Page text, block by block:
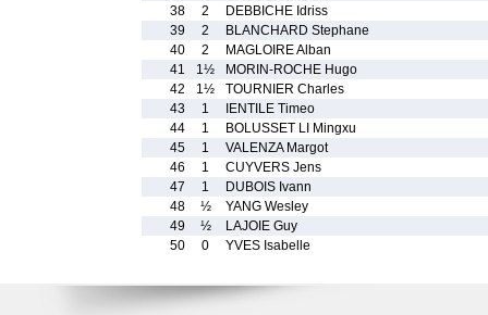
38
2
DEBBICHE Idriss
39
2
BLANCHARD Stephane
40
2
MAGLOIRE Alban
41
1½
MORIN-ROCHE Hugo
42
1½
TOURNIER Charles
43
1
IENTILE Timeo
44
1
BOLUSSET LI Mingxu
45
1
VALENZA Margot
46
1
CUYVERS Jens
47
1
DUBOIS Ivann
48
½
YANG Wesley
49
½
LAJOIE Guy
50
0 YVES Isabelle